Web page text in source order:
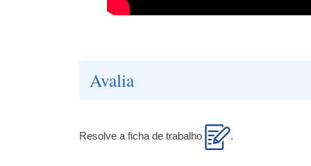
Avalia
Resolve a ficha de trabalho .